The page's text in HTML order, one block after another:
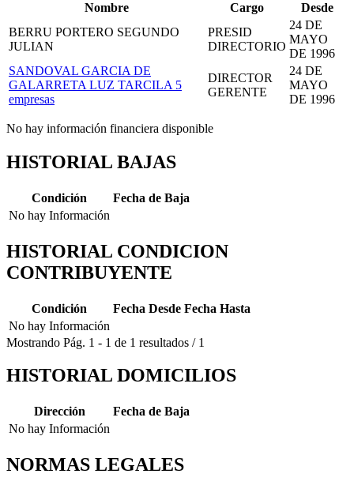
Nombre Cargo
Desde
BERRU PORTERO SEGUNDO
JULIAN
PRESID
DIRECTORIO
24 DE
MAYO
DE 1996
SANDOVAL GARCIA DE
GALARRETA LUZ TARCILA 5
empresas
DIRECTOR
GERENTE
24 DE
MAYO
DE 1996
No hay información financiera disponible
HISTORIAL BAJAS
Condición
Fecha de Baja
No hay Información
HISTORIAL CONDICION
CONTRIBUYENTE
Condición Fecha Desde Fecha Hasta
No hay Información
Mostrando Pág. 1 - 1 de 1 resultados / 1
HISTORIAL DOMICILIOS
Dirección
Fecha de Baja
No hay Información
NORMAS LEGALES